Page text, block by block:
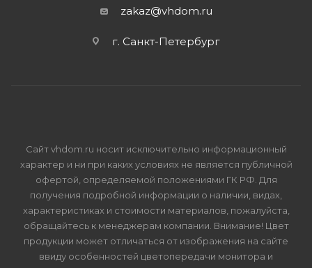
zakaz@vhdom.ru
г. Санкт-Петербург
Сайт vhdom.ru носит исключительно информационный
характер и ни при каких условиях не является публичной
офертой, определяемой положениями ГК РФ. Для
получения подробной информации о наличии, видах,
характеристиках и стоимости материалов, пожалуйста,
обращайтесь к менеджерам компании. Внимание! Цвет
продукции может отличаться от изображения на сайте
ввиду особенностей цветопередачи монитора и